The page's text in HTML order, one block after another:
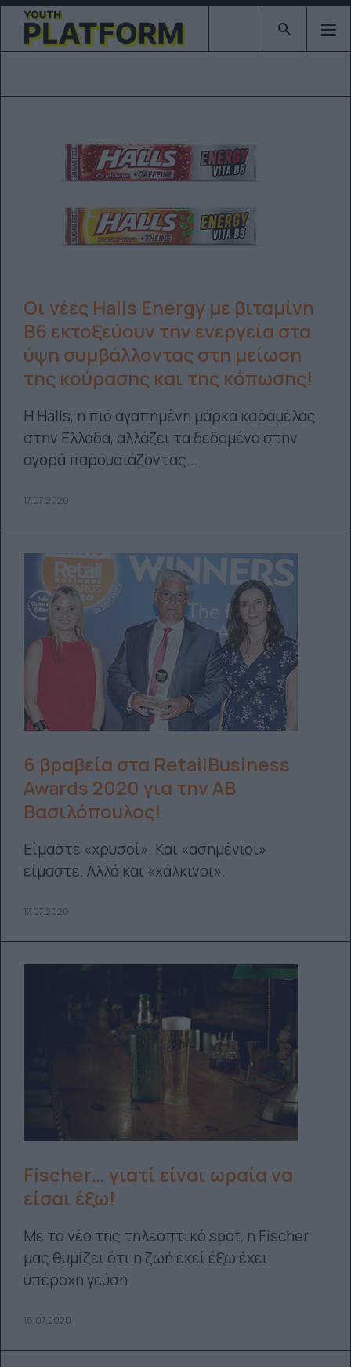
Type 2 or
Οι νέες Halls Energy με βιταμίνη
Β6 εκτοξεύουν την ενεργεία στα
ύψη συμβάλλοντας στη μείωση
της κούρασης και της κόπωσης!
Η Halls, η πιο αγαπημένη μάρκα καραμέλας
στην Ελλάδα, αλλάζει τα δεδομένα στην
αγορά παρουσιάζοντας...
17.07.2020
6 βραβεία στα RetailBusiness
Awards 2020 για την ΑΒ
Βασιλόπουλος!
Είμαστε «χρυσοί». Και «ασημένιοι»
είμαστε. Αλλά και «χάλκινοι».
17.07.2020
Fischer… γιατί είναι ωραία να
είσαι έξω!
Με το νέο της τηλεοπτικό spot, η Fischer
μας θυμίζει ότι η ζωή εκεί έξω έχει
υπέροχη γεύση
16.07.2020